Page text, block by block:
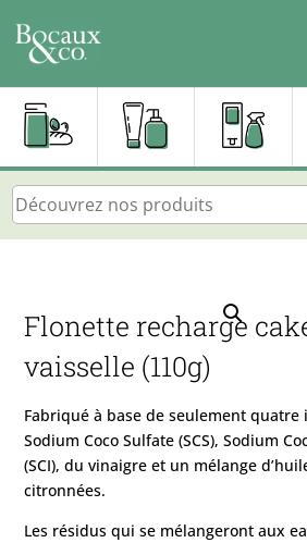
Flonette recharge
vaisselle (110g)
Fabriqué à base de seulement quatre
Sodium Coco Sulfate (SCS), Sodium
(SCI), du vinaigre et un mélange
citronnées.
Les résidus qui se mélangeront aux